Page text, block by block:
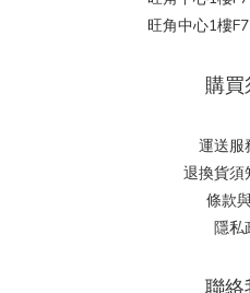
旺角中心1樓
購買
運送服
退換貨須
條款
隱私